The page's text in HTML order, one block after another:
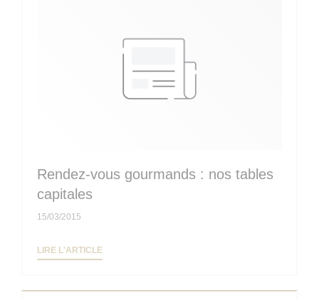
Rendez-vous gourmands : nos tables
capitales
15/03/2015
LIRE L'ARTICLE